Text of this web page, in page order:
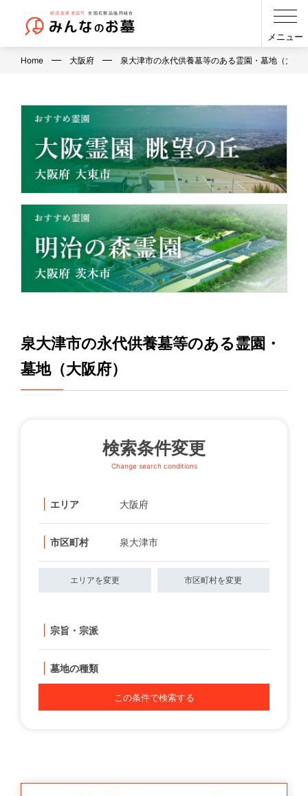
メニュー
Home 大阪府 泉大津市の永代供養墓等のある霊園・墓地（大阪
泉大津市の永代供養墓等のある霊園・
墓地（大阪府）
検索条件変更
Change search conditions
エリア 大阪府
市区町村 泉大津市
エリアを変更 市区町村を変更
宗旨・宗派
墓地の種類
この条件で検索する